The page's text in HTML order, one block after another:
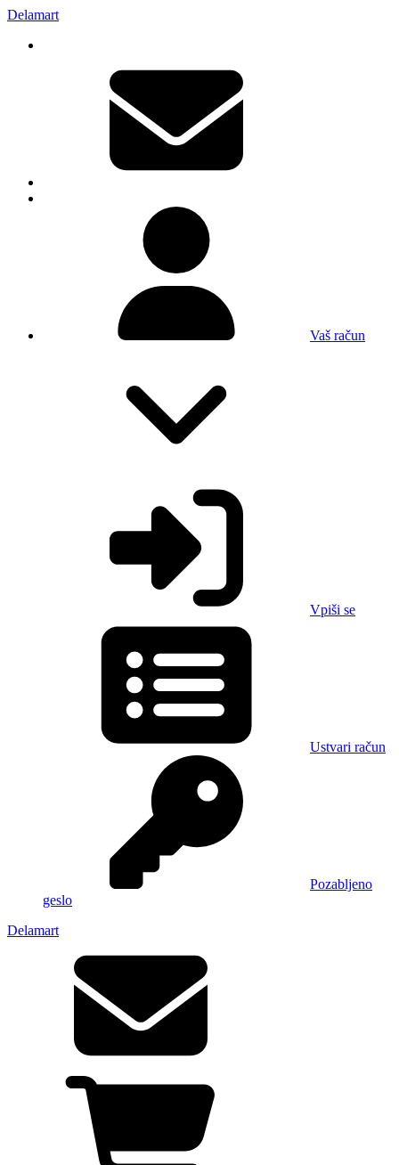
Delamart
Vaš račun
Vpiši se
Ustvari račun
Pozabljeno
geslo
Delamart